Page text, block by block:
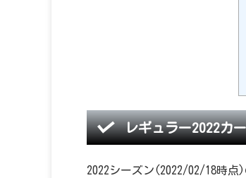
レギュラー2022カ
2022シーズン(2022/02/18時点